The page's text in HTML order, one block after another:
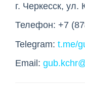
г. Черкесск, ул.
Телефон: +7
Telegram: t.me/
Email: